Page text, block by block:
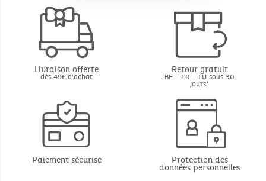
AUBERT AGEN (M95)
Rue de Garde - 47550
AUBERT AGNEAUX
5 parc de la Tremblay -FR - AGNEAUX
AUBERT ALBERTVILLE
Avenue Georges Pompidou - GILLY SUR ISERE
AUBERT ALENCON
ARCONNAY
Livraison offerte
dès 49€ d'achat
Retour gratuit
BE - FR - LU sous 30
jours*
Paiement sécurisé Protection des
données personnelles